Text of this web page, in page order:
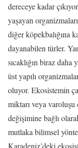
dereceye kadar
yaşayan
diğer köpekbalığına
dayanabilen türler.
sıcaklığın biraz
üst yapılı
oluyor. Ekosistemin
miktarı veya varoluşu
değişimine bağlı
mutlaka bilimsel
Karadeniz’deki